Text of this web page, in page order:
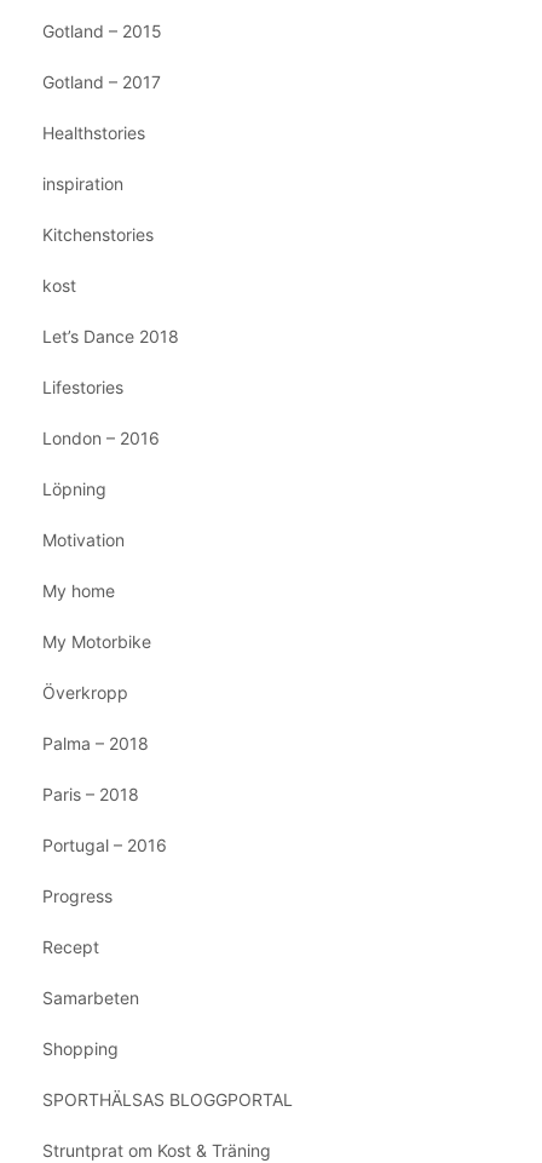
Gotland – 2015
Gotland – 2017
Healthstories
inspiration
Kitchenstories
kost
Let’s Dance 2018
Lifestories
London – 2016
Löpning
Motivation
My home
My Motorbike
Överkropp
Palma – 2018
Paris – 2018
Portugal – 2016
Progress
Recept
Samarbeten
Shopping
SPORTHÄLSAS BLOGGPORTAL
Struntprat om Kost & Träning